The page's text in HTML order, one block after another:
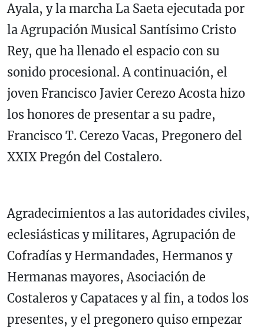
Ayala, y la marcha La Saeta ejecutada por
la Agrupación Musical Santísimo Cristo
Rey, que ha llenado el espacio con su
sonido procesional. A continuación, el
joven Francisco Javier Cerezo Acosta hizo
los honores de presentar a su padre,
Francisco T. Cerezo Vacas, Pregonero del
XXIX Pregón del Costalero.
Agradecimientos a las autoridades civiles,
eclesiásticas y militares, Agrupación de
Cofradías y Hermandades, Hermanos y
Hermanas mayores, Asociación de
Costaleros y Capataces y al fin, a todos los
presentes, y el pregonero quiso empezar